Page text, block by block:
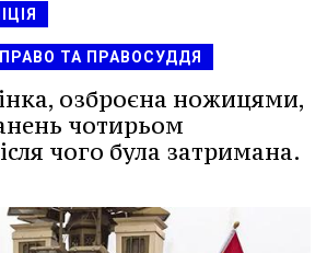
ТА ПРАВОСУДДЯ
озброєна ножицями,
чотирьом
чого була затримана.